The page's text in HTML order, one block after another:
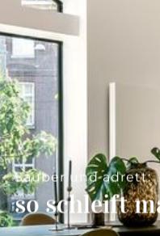
Sauber und adrett:
so schleift